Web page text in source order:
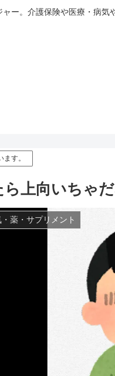
ー。介護保険や医療・病
す。
ら上向いちゃ
薬・サプリメント